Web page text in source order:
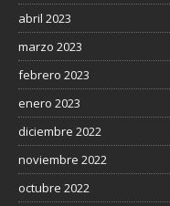
abril 2023
marzo 2023
febrero 2023
enero 2023
diciembre 2022
noviembre 2022
octubre 2022